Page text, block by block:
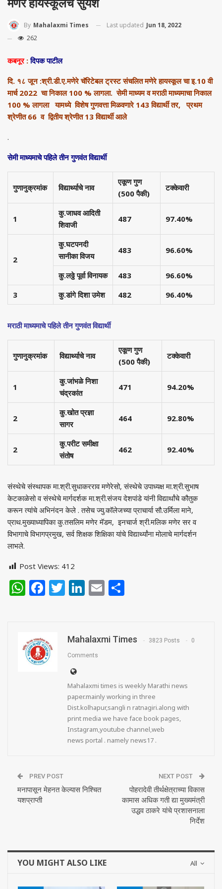
मणेरे हायस्कूलचे सुयश
By Mahalaxmi Times Last updated Jun 18, 2022
262
कबनूर:दिपक पाटील
दि. १८ जून :श्री.डी.ए.मणेरे चॅरिटेबल ट्रस्ट संचलित मणेरे हायस्कूल चा इ.10 वी
मार्च 2022 चा निकाल 100 % लागला. सेमी माध्यम व मराठी माध्यमाचा निकाल
100 % लागलायामध्ये विशेष गुणवत्ता मिळवणारे 143 विद्यार्थी तर, प्रथम
श्रेणीत 66 व द्वितीय श्रेणीत 13 विद्यार्थी आले
.
सेमी माध्यमाचे पहिले तीन गुणवंत विद्यार्थी
गुणानुक्रमांक विद्यार्थ्याचे नाव
एकूण गुण
(500 पैकी)
टक्केवारी
1
कु.जाधव आदिती
शिवाजी
487 97.40%
2
कु.घटपनदी
सानीका विजय
483 96.60%
कु.लठ्ठे पूर्वा विनायक 483
96.60%
3
कु.डांगे दिशा उमेश 482 96.40%
मराठी माध्यमाचे पहिले तीन गुणवंत विद्यार्थी
गुणानुक्रमांक विद्यार्थ्याचे नाव
एकूण गुण
(500 पैकी)
टक्केवारी
1
कु.जांभळे निशा
चंद्रकांत
471 94.20%
2
कु.खोत प्रज्ञा
सागर
464 92.80%
2
कु.परीट समीक्षा
संतोष
462 92.40%
संस्थेचे संस्थापक मा.श्री.सुधाकरराव मणेरेसो, संस्थेचे उपाध्यक्ष मा.श्री.सुभाष
केटकाळेसो व संस्थेचे मार्गदर्शक मा.श्री.संजय देशपांडे यांनी विद्यार्थांचे कौतुक
करून त्यांचे अभिनंदन केले . तसेच ज्यु.कॉलेजच्या प्राचार्या सौ.उर्मिला माने,
प्राथ.मुख्याध्यापिका कु.तसलिम मणेर मॅडम, इनचार्ज श्री.मलिक मणेर सर व
विभागाचे विभागप्रमुख, सर्व शिक्षक शिक्षिका यांचे विद्यार्थ्यांना मोलाचे मार्गदर्शन
लाभले.
Post Views: 412
WhatsApp
Facebook
Twitter
LinkedIn
Email
Mahalaxmi Times 3823 Posts 0
Comments
Mahalaxmi times is weekly Marathi news
paper.mainly working in three
Dist.kolhapur,sangli n ratnagiri.along with
print media we have face book pages,
Instagram,youtube channel,web
news portal . namely news17 .
PREV POST
मनापासून मेहनत केल्यास निश्चित
यशप्राप्ती
NEXT POST
पोहरादेवी तीर्थक्षेत्राच्या विकास
कामास अधिक गती द्या मुख्यमंत्री
उद्धव ठाकरे यांचे प्रशासनाला
निर्देश
All
YOU MIGHT ALSO LIKE